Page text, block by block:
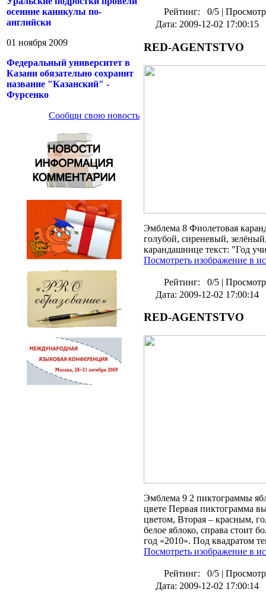
осенние каникулы по-
английски
01 ноября 2009
Федеральный университет в
Казани обязательно сохранит
название "Казанский" -
Фурсенко
Сообщи свою новость
Рейтинг: 0/5 |
Дата: 2009-12-02 17:00:15
RED-AGENTSTVO
Эмблема 8 Фиолетовая
голубой, сиреневый,
карандашнице текст: "Год
Посмотреть изображение в
Рейтинг: 0/5 |
Дата: 2009-12-02 17:00:14
RED-AGENTSTVO
Эмблема 9 2 пиктограммы
цвете Первая пиктограмма
цветом, Вторая – красным,
белое яблоко, справа стоит
год «2010». Под квадратом
Посмотреть изображение в
Рейтинг: 0/5 |
Дата: 2009-12-02 17:00:14